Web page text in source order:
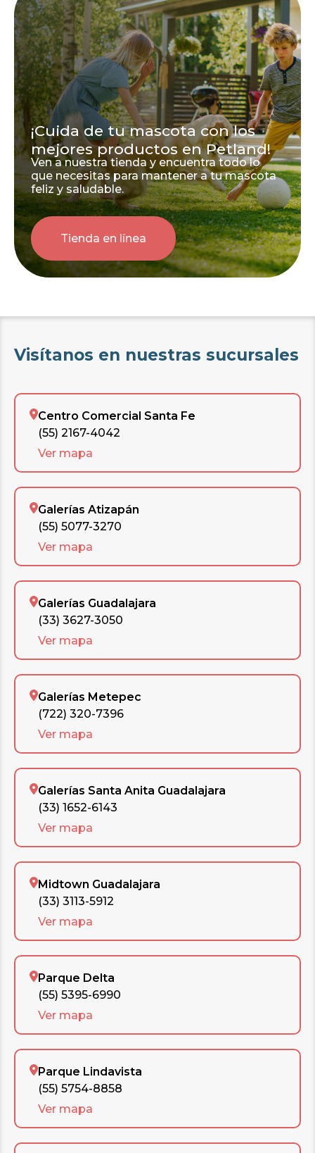
¡Cuida de tu mascota con los
mejores productos en Petland!
Ven a nuestra tienda y encuentra todo lo
que necesitas para mantener a tu mascota
feliz y saludable.
Tienda en línea
Visítanos en nuestras sucursales
Centro Comercial Santa Fe
(55) 2167-4042
Ver mapa
Galerías Atizapán
(55) 5077-3270
Ver mapa
Galerías Guadalajara
(33) 3627-3050
Ver mapa
Galerías Metepec
(722) 320-7396
Ver mapa
Galerías Santa Anita Guadalajara
(33) 1652-6143
Ver mapa
Midtown Guadalajara
(33) 3113-5912
Ver mapa
Parque Delta
(55) 5395-6990
Ver mapa
Parque Lindavista
(55) 5754-8858
Ver mapa